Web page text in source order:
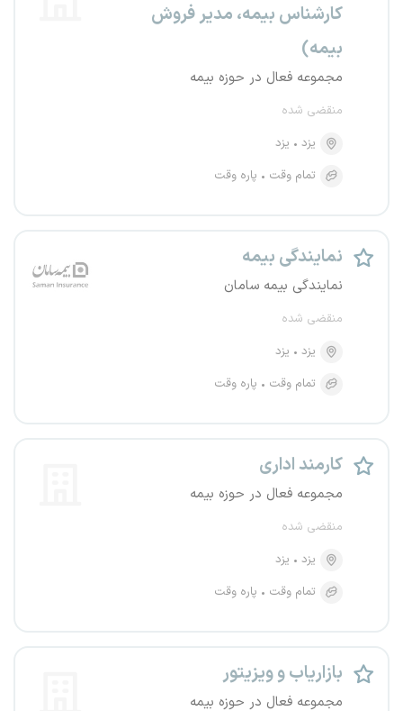
کارشناس بیمه، مدیر فروش
بیمه)
مجموعه فعال در حوزه بیمه
منقضی شده
یزد
یزد
تمام وقت
پاره وقت
نمایندگی بیمه
نمایندگی بیمه سامان
منقضی شده
یزد
یزد
تمام وقت
پاره وقت
کارمند اداری
مجموعه فعال در حوزه بیمه
منقضی شده
یزد
یزد
تمام وقت
پاره وقت
بازاریاب و ویزیتور
مجموعه فعال در حوزه بیمه